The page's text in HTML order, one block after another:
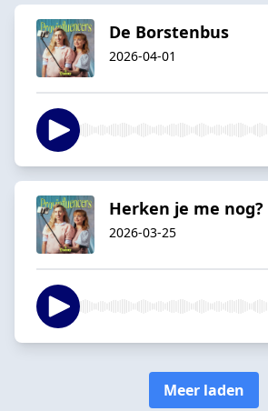
De Borstenbus
2026-04-01
Herken je me nog?
2026-03-25
Meer laden